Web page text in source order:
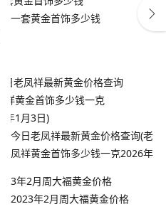
一套黄金首饰多少钱
今日老凤祥最新黄金价格查询(老
凤祥黄金首饰多少钱一克2026年
2023年2月周大福黄金价格